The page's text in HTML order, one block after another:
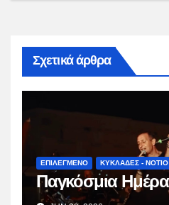
Σχετικά άρθρα
ΕΠΙΛΕΓΜΕΝΟ ΚΥΚΛΑΔΕΣ - ΝΟΤΙΟ
Παγκόσμια